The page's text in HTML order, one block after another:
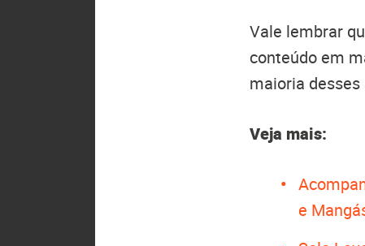
Vale lembrar
conteúdo em
maioria
Veja mais:
e